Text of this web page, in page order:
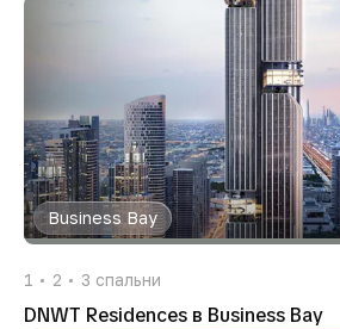
Business Bay
1 2 3 спальни
DNWT Residences в Business Bay